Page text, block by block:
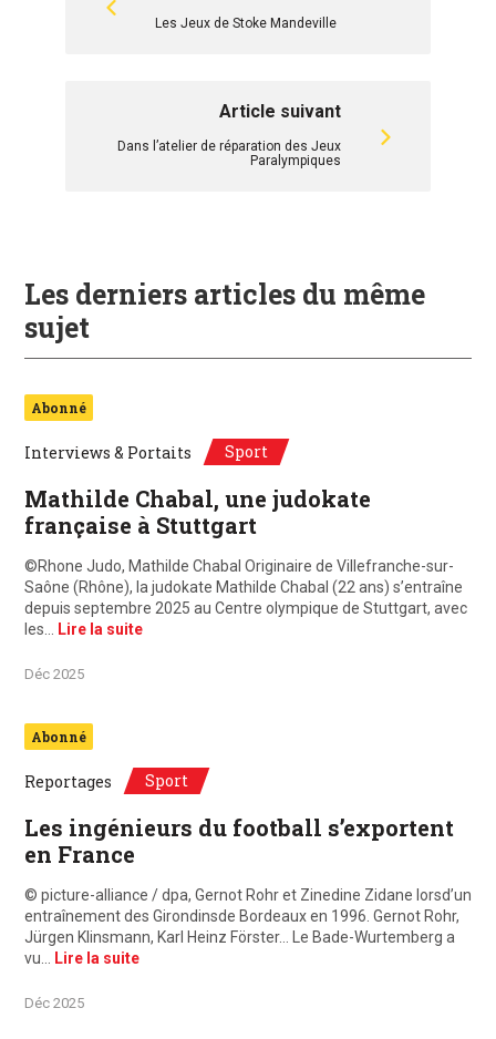
Les Jeux de Stoke Mandeville
Article suivant
Dans l’atelier de réparation des Jeux
Paralympiques
Les derniers articles du même
sujet
Abonné
Interviews & Portaits Sport
Mathilde Chabal, une judokate
française à Stuttgart
©Rhone Judo, Mathilde Chabal Originaire de Villefranche-sur-
Saône (Rhône), la judokate Mathilde Chabal (22 ans) s’entraîne
depuis septembre 2025 au Centre olympique de Stuttgart, avec
les…
Lire la suite
Déc 2025
Abonné
Reportages Sport
Les ingénieurs du football s’exportent
en France
© picture-alliance / dpa, Gernot Rohr et Zinedine Zidane lorsd’un
entraînement des Girondinsde Bordeaux en 1996. Gernot Rohr,
Jürgen Klinsmann, Karl Heinz Förster… Le Bade-Wurtemberg a
vu…
Lire la suite
Déc 2025